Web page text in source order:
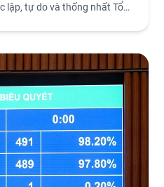
lập, tự do và thống nhất Tổ